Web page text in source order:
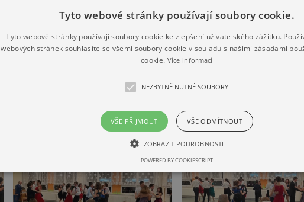
Tyto webové stránky používají soubory cookie.
Tyto webové stránky používají soubory cookie ke zlepšení uživatelského zážitku.
webových stránek souhlasíte se všemi soubory cookie v souladu s našimi zásadami
cookie. Více informací
NEZBYTNĚ NUTNÉ SOUBORY
VŠE PŘIJMOUT VŠE ODMÍTNOUT
ZOBRAZIT PODROBNOSTI
POWERED BY COOKIESCRIPT